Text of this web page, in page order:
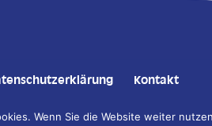
Kontakt
GmbH | Konzeption, Gestaltung,
Wenn Sie die Website weiter